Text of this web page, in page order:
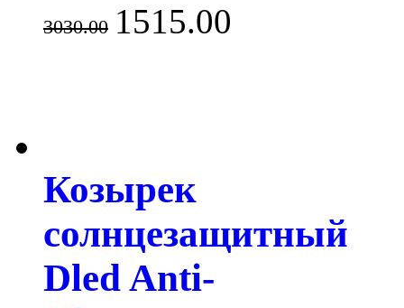
3030.00 1515.00
Козырек
солнцезащитный
Dled Anti-